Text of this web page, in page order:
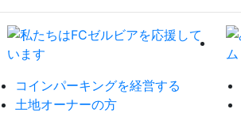
コインパーキングを経営する
土地オーナーの方